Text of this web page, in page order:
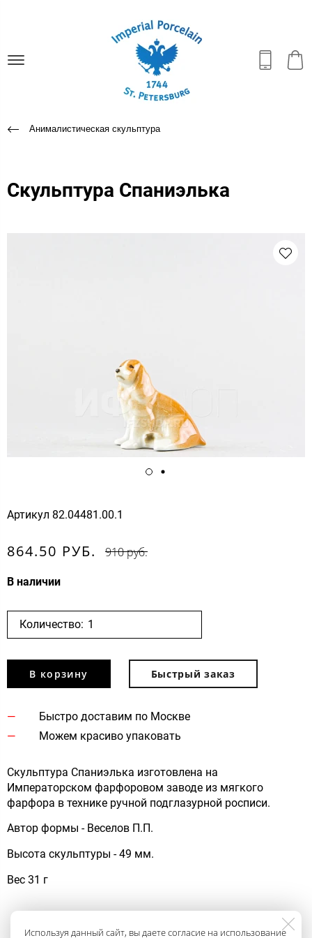
Анималистическая скульптура
Скульптура Спаниэлька
Артикул 82.04481.00.1
864.50 РУБ. 910 руб.
В наличии
Количество:
В корзину Быстрый заказ
Быстро доставим по Москве
Можем красиво упаковать
Скульптура Спаниэлька изготовлена на
Императорском фарфоровом заводе из мягкого
фарфора в технике ручной подглазурной росписи.
Автор формы - Веселов П.П.
Высота скульптуры - 49 мм.
Вес 31 г
Используя данный сайт, вы даете согласие на использование